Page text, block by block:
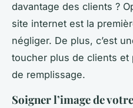
davantage des clients ?
site internet est la
négliger. De plus, c’est
toucher plus de clients et
de remplissage.
Soigner l’image de